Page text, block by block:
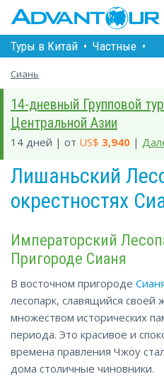
Туры в Китай • Частные •
Сиань
14-дневный Групповой
Центральной Азии
14 дней | от US$ 3,940 |
Лишаньский
окрестностях
Императорский
Пригороде Сианя
В восточном пригороде
лесопарк, славящийся своей
множеством исторических
периода. Это красивое и
времена правления Чжоу
дома столичные чиновники.